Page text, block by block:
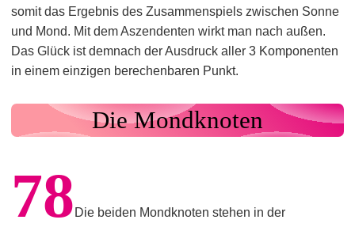
somit das Ergebnis des Zusammenspiels zwischen Sonne
und Mond. Mit dem Aszendenten wirkt man nach außen.
Das Glück ist demnach der Ausdruck aller 3 Komponenten
in einem einzigen berechenbaren Punkt.
Die Mondknoten
78 Die beiden Mondknoten stehen in der